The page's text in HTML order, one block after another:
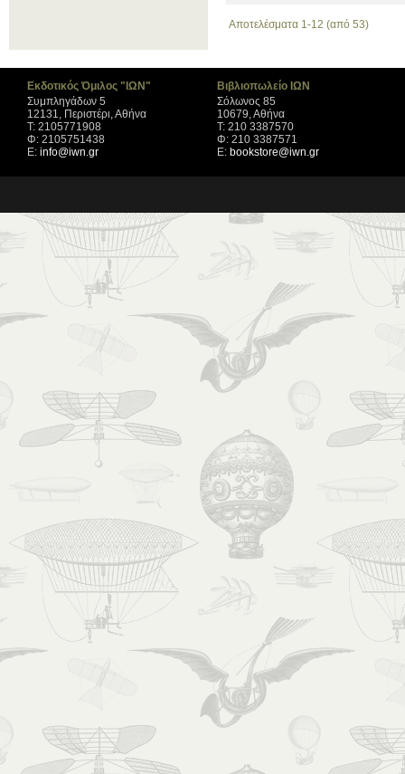
Αποτελέσματα 1-12 (από 53)
Εκδοτικός Όμιλος "ΙΩΝ"
Συμπληγάδων 5
12131, Περιστέρι, Αθήνα
Τ: 2105771908
Φ: 2105751438
Ε: info@iwn.gr
Βιβλιοπωλείο ΙΩΝ
Σόλωνος 85
10679, Αθήνα
Τ: 210 3387570
Φ: 210 3387571
Ε: bookstore@iwn.gr